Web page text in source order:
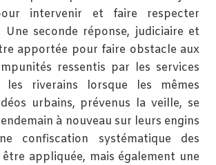
intervenir et faire respecter
Une seconde réponse, judiciaire et
apportée pour faire obstacle aux
ressentis par les services
riverains lorsque les mêmes
urbains, prévenus la veille, se
à nouveau sur leurs engins
confiscation systématique des
appliquée, mais également une